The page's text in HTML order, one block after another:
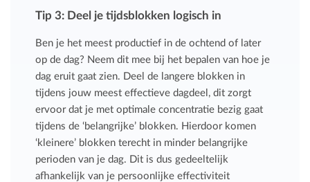
Tip 3: Deel je tijdsblokken logisch in
Ben je het meest productief in de ochtend of later
op de dag? Neem dit mee bij het bepalen van hoe je
dag eruit gaat zien. Deel de langere blokken in
tijdens jouw meest effectieve dagdeel, dit zorgt
ervoor dat je met optimale concentratie bezig gaat
tijdens de ‘belangrijke’ blokken. Hierdoor komen
‘kleinere’ blokken terecht in minder belangrijke
perioden van je dag. Dit is dus gedeeltelijk
afhankelijk van je persoonlijke effectiviteit